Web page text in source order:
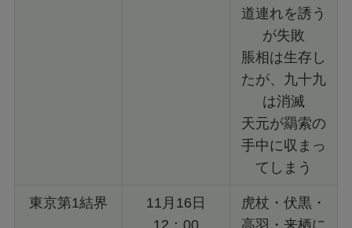
道連れを誘う
が失敗
脹相は生存し
たが、九十九
は消滅
天元が羂索の
手中に収まっ
てしまう
東京第1結界
11月16日
12：00
虎杖・伏黒・
高羽・来栖に